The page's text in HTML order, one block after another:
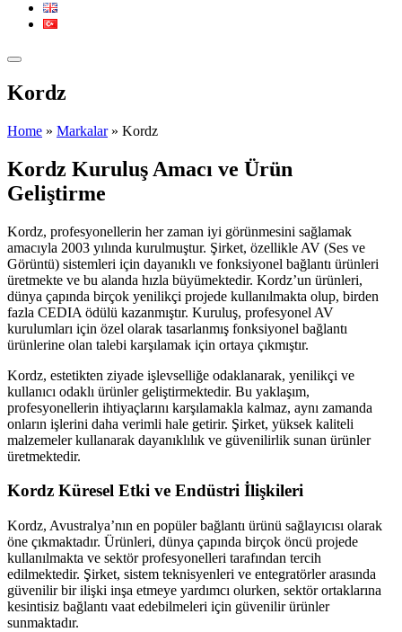
Kordz
Home » Markalar» Kordz
Kordz Kuruluş Amacı ve Ürün
Geliştirme
Kordz, profesyonellerin her zaman iyi görünmesini sağlamak
amacıyla 2003 yılında kurulmuştur. Şirket, özellikle AV (Ses ve
Görüntü) sistemleri için dayanıklı ve fonksiyonel bağlantı ürünleri
üretmekte ve bu alanda hızla büyümektedir. Kordz’un ürünleri,
dünya çapında birçok yenilikçi projede kullanılmakta olup, birden
fazla CEDIA ödülü kazanmıştır. Kuruluş, profesyonel AV
kurulumları için özel olarak tasarlanmış fonksiyonel bağlantı
ürünlerine olan talebi karşılamak için ortaya çıkmıştır.
Kordz, estetikten ziyade işlevselliğe odaklanarak, yenilikçi ve
kullanıcı odaklı ürünler geliştirmektedir. Bu yaklaşım,
profesyonellerin ihtiyaçlarını karşılamakla kalmaz, aynı zamanda
onların işlerini daha verimli hale getirir. Şirket, yüksek kaliteli
malzemeler kullanarak dayanıklılık ve güvenilirlik sunan ürünler
üretmektedir.
Kordz Küresel Etki ve Endüstri İlişkileri
Kordz, Avustralya’nın en popüler bağlantı ürünü sağlayıcısı olarak
öne çıkmaktadır. Ürünleri, dünya çapında birçok öncü projede
kullanılmakta ve sektör profesyonelleri tarafından tercih
edilmektedir. Şirket, sistem teknisyenleri ve entegratörler arasında
güvenilir bir ilişki inşa etmeye yardımcı olurken, sektör ortaklarına
kesintisiz bağlantı vaat edebilmeleri için güvenilir ürünler
sunmaktadır.